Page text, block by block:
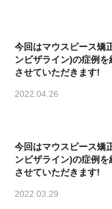
今回はマウスピース矯
ンビザライン)の症例を
させていただきます!
2022.04.26
今回はマウスピース矯
ンビザライン)の症例を
させていただきます!
2022.03.29